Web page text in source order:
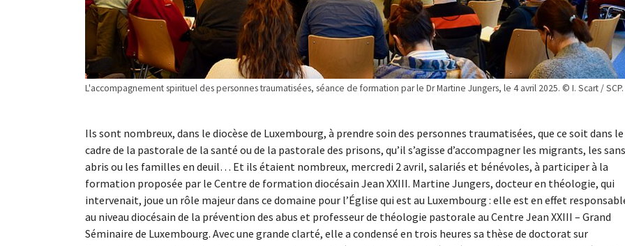
L'accompagnement spirituel des personnes traumatisées, séance de formation par le Dr Martine Jungers, le 4 avril 2025. © I. Scart / SCP.
Ils sont nombreux, dans le diocèse de Luxembourg, à prendre soin des personnes traumatisées, que ce soit dans le
cadre de la pastorale de la santé ou de la pastorale des prisons, qu’il s’agisse d’accompagner les migrants, les
abris ou les familles en deuil… Et ils étaient nombreux, mercredi 2 avril, salariés et bénévoles, à participer à la
formation proposée par le Centre de formation diocésain Jean XXIII. Martine Jungers, docteur en théologie, qui
intervenait, joue un rôle majeur dans ce domaine pour l’Église qui est au Luxembourg : elle est en effet
au niveau diocésain de la prévention des abus et professeur de théologie pastorale au Centre Jean XXIII – Grand
Séminaire de Luxembourg. Avec une grande clarté, elle a condensé en trois heures sa thèse de doctorat sur